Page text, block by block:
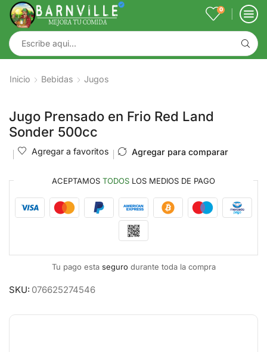
0
Inicio Bebidas Jugos
Jugo Prensado en Frio Red Land
Sonder 500cc
Agregar a favoritos Agregar para comparar
ACEPTAMOS TODOS LOS MEDIOS DE PAGO
Tu pago esta segurodurante toda la compra
SKU: 076625274546